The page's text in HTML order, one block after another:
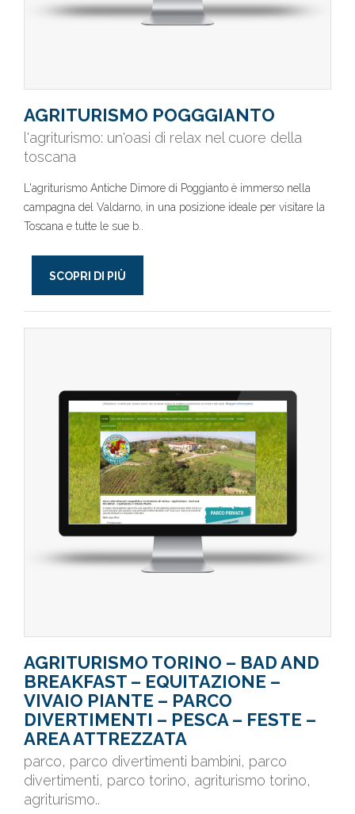
AGRITURISMO POGGGIANTO
l'agriturismo: un'oasi di relax nel cuore della
toscana
L'agriturismo Antiche Dimore di Poggianto è immerso nella
campagna del Valdarno, in una posizione ideale per visitare la
Toscana e tutte le sue b..
SCOPRI DI PIÙ
AGRITURISMO TORINO – BAD AND
BREAKFAST – EQUITAZIONE –
VIVAIO PIANTE – PARCO
DIVERTIMENTI – PESCA – FESTE –
AREA ATTREZZATA
parco, parco divertimenti bambini, parco
divertimenti, parco torino, agriturismo torino,
agriturismo..